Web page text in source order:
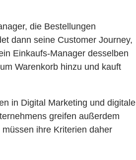
die Bestellungen
dann seine Customer Journey,
Einkaufs-Manager desselben
Warenkorb hinzu und kauft
in Digital Marketing und digitale
greifen außerdem
ihre Kriterien daher